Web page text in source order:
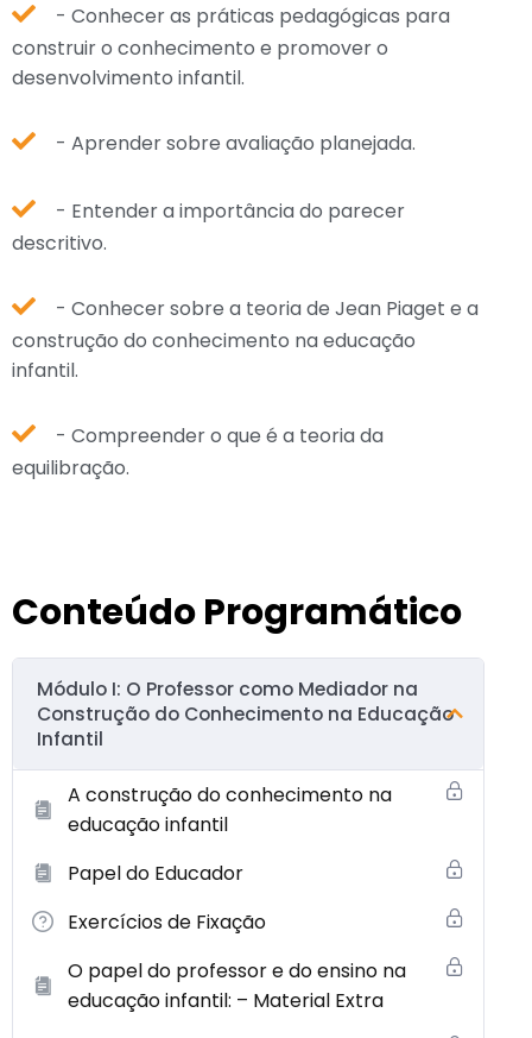
- Conhecer as práticas pedagógicas para
construir o conhecimento e promover o
desenvolvimento infantil.
- Aprender sobre avaliação planejada.
- Entender a importância do parecer
descritivo.
- Conhecer sobre a teoria de Jean Piaget e a
construção do conhecimento na educação
infantil.
- Compreender o que é a teoria da
equilibração.
Conteúdo Programático
Módulo I: O Professor como Mediador na
Construção do Conhecimento na Educação
Infantil
A construção do conhecimento na
educação infantil
Papel do Educador
Exercícios de Fixação
O papel do professor e do ensino na
educação infantil: – Material Extra